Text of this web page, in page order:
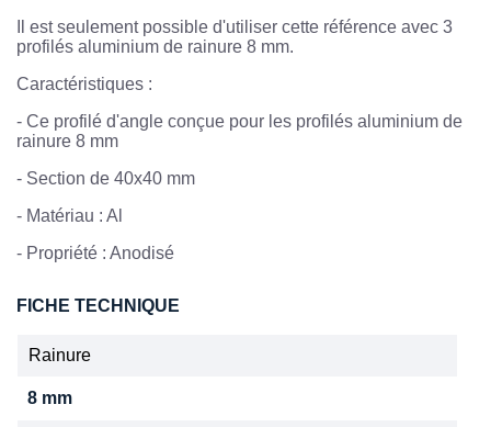
Il est seulement possible d'utiliser cette référence avec 3
profilés aluminium de rainure 8 mm.
Caractéristiques :
- Ce profilé d'angle conçue pour les profilés aluminium de
rainure 8 mm
- Section de 40x40 mm
- Matériau : Al
- Propriété : Anodisé
FICHE TECHNIQUE
Rainure
8 mm